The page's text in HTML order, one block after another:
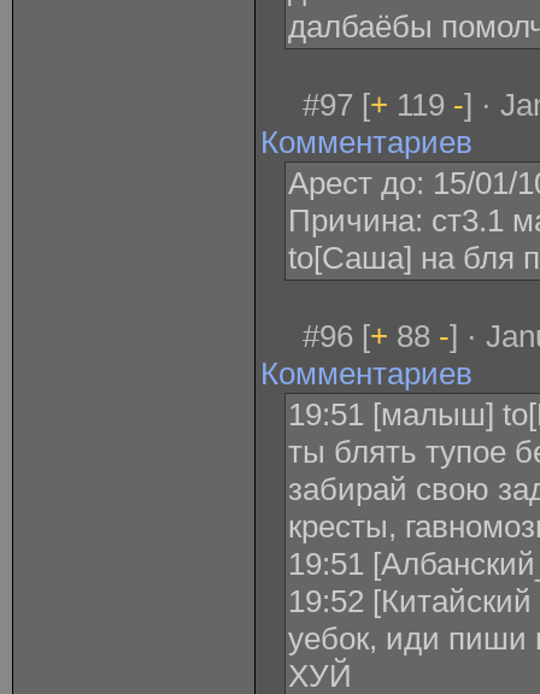
далбаёбы
#97 [+ 119 -] ·
Комментариев
Арест до: 15/01/
Причина: ст3.1
to[Саша] на бля
#96 [+ 88 -] ·
Комментариев
19:51 [малыш]
ты блять тупое
забирай свою
кресты,
19:51
19:52
уебок, иди
ХУЙ